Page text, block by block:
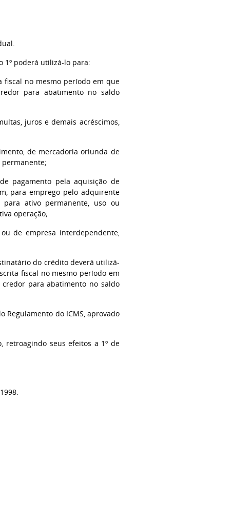
poderá utilizá-lo para:
fiscal no mesmo período em que
para abatimento no saldo
juros e demais acréscimos,
de mercadoria oriunda de
permanente;
pagamento pela aquisição de
para emprego pelo adquirente
ativo permanente, uso ou
operação;
de empresa interdependente,
do crédito deverá utilizá-
fiscal no mesmo período em
para abatimento no saldo
Regulamento do ICMS, aprovado
retroagindo seus efeitos a 1º de